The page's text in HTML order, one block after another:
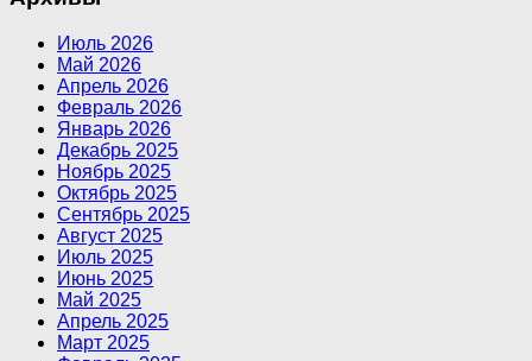
Июль 2026
Май 2026
Апрель 2026
Февраль 2026
Январь 2026
Декабрь 2025
Ноябрь 2025
Октябрь 2025
Сентябрь 2025
Август 2025
Июль 2025
Июнь 2025
Май 2025
Апрель 2025
Март 2025